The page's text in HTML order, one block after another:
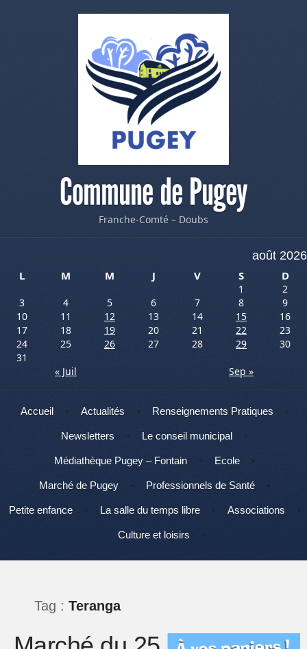
Commune de Pugey
Franche-Comté – Doubs
août 2026
L
M M J V S D
1
2
3
4 5 6 7 8
9
10
11 12 13 14 15
16
17
18 19 20 21 22
23
24
25 26 27 28 29
30
31
« Juil
Sep »
Menu
Aller au contenu
Accueil Actualités Renseignements Pratiques
Newsletters Le conseil municipal
Médiathèque Pugey – Fontain Ecole
Marché de Pugey Professionnels de Santé
Petite enfance La salle du temps libre Associations
Culture et loisirs
Tag : Teranga